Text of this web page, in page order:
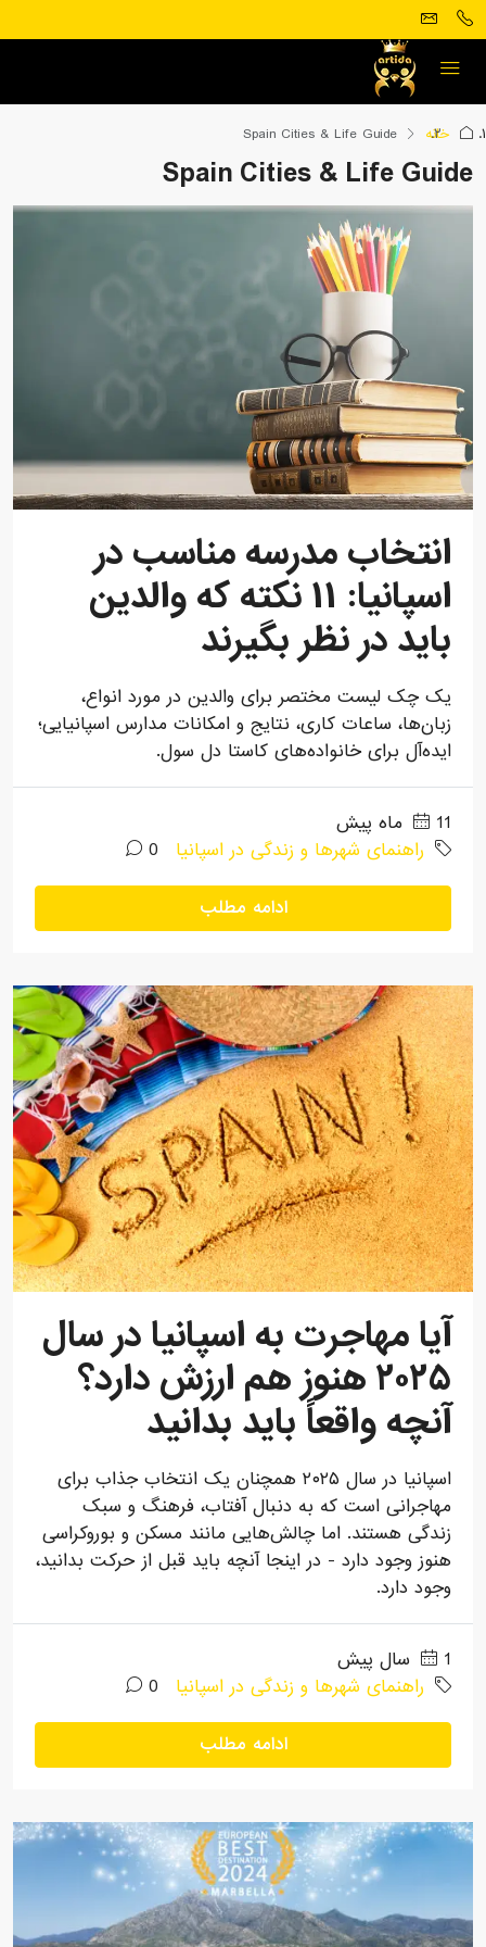
خانه Spain Cities & Life Guide
Spain Cities & Life Guide
انتخاب مدرسه مناسب در
اسپانیا: ۱۱ نکته که والدین
باید در نظر بگیرند
یک چک لیست مختصر برای والدین در مورد انواع،
زبان‌ها، ساعات کاری، نتایج و امکانات مدارس اسپانیایی؛
ایده‌آل برای خانواده‌های کاستا دل سول.
11 ماه پیش
راهنمای شهرها و زندگی در اسپانیا
0
ادامه مطلب
آیا مهاجرت به اسپانیا در سال
۲۰۲۵ هنوز هم ارزش دارد؟
آنچه واقعاً باید بدانید
اسپانیا در سال ۲۰۲۵ همچنان یک انتخاب جذاب برای
مهاجرانی است که به دنبال آفتاب، فرهنگ و سبک
زندگی هستند. اما چالش‌هایی مانند مسکن و بوروکراسی
هنوز وجود دارد - در اینجا آنچه باید قبل از حرکت بدانید،
وجود دارد.
1 سال پیش
راهنمای شهرها و زندگی در اسپانیا
0
ادامه مطلب